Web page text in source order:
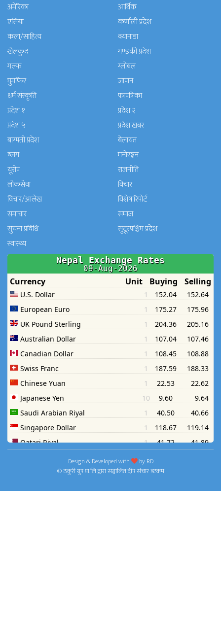
अमेरिका
आर्थिक
एसिया
कर्णाली प्रदेश
कला/साहित्य
क्यानाडा
खेलकुद
गण्डकी प्रदेश
गल्फ
ग्लोबल
घुमफिर
जापान
धर्म संस्कृति
पत्रपत्रिका
प्रदेश १
प्रदेश २
प्रदेश ५
प्रदेश खबर
बाग्मती प्रदेश
बेलायत
ब्लग
मनाेरञ्जन
यूरोप
राजनीति
लोकसेवा
विचार
विचार/आलेख
विशेष रिपोर्ट
समाचार
समाज
सुचना प्रविधि
सुदूरपश्चिम प्रदेश
स्वास्थ्य
Design & Developed with byRD
© ठकुरी ग्रुप प्रा.लि द्वारा सञ्चालित दीप संचार डटकम